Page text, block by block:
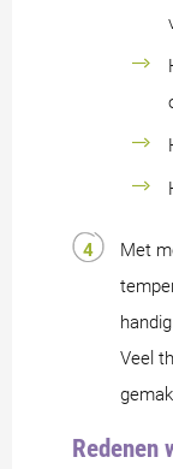
Met
Veel
Redenen